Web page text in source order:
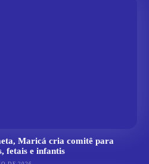
Maricá cria comitê para
fetais e infantis